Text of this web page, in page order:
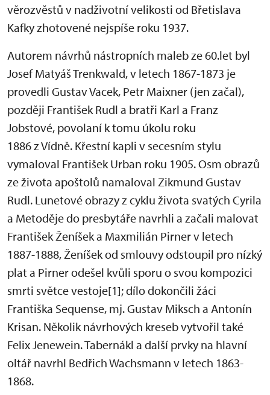
věrozvěstů v nadživotní velikosti od Břetislava
Kafky zhotovené nejspíše roku 1937.
Autorem návrhů nástropních maleb ze 60.let byl
Josef Matyáš Trenkwald, v letech 1867-1873 je
provedli Gustav Vacek, Petr Maixner (jen začal),
později František Rudl a bratři Karl a Franz
Jobstové, povolaní k tomu úkolu roku
1886 z Vídně. Křestní kapli v secesním stylu
vymaloval František Urban roku 1905. Osm obrazů
ze života apoštolů namaloval Zikmund Gustav
Rudl. Lunetové obrazy z cyklu života svatých Cyrila
a Metoděje do presbytáře navrhli a začali malovat
František Ženíšek a Maxmilián Pirner v letech
1887-1888, Ženíšek od smlouvy odstoupil pro nízký
plat a Pirner odešel kvůli sporu o svou kompozici
smrti světce vestoje[1]; dílo dokončili žáci
Františka Sequense, mj. Gustav Miksch a Antonín
Krisan. Několik návrhových kreseb vytvořil také
Felix Jenewein. Tabernákl a další prvky na hlavní
oltář navrhl Bedřich Wachsmann v letech 1863-
1868.